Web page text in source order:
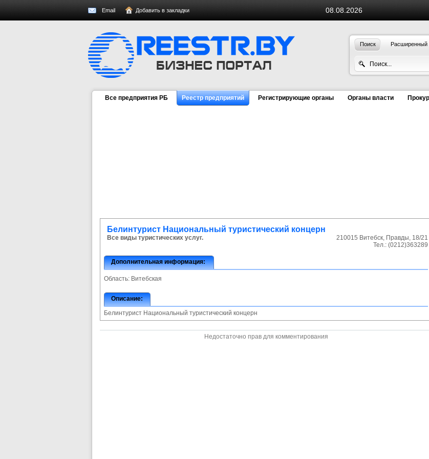
08.08.2026
Email Добавить в закладки
Поиск Расширенный
Все предприятия РБ Реестр предприятий Регистрирующие органы Органы власти
Белинтурист Национальный туристический концерн
Все виды туристических услуг. 210015 Витебск, Правды, 18/21
Тел.: (0212)363289
Дополнительная информация:
Область: Витебская
Описание:
Белинтурист Национальный туристический концерн
Недостаточно прав для комментирования